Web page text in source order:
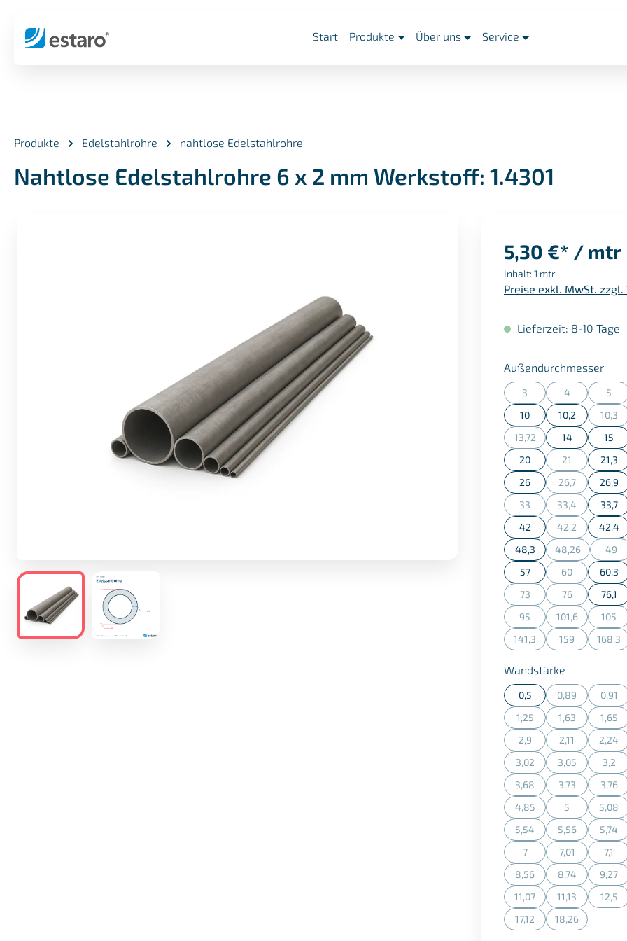
Start
Produkte Über uns Service
Produkte Edelstahlrohre nahtlose Edelstahlrohre
Nahtlose Edelstahlrohre 6 x 2 mm Werkstoff: 1.4301
5,30 €* / mtr
Inhalt: 1 mtr
Preise exkl. MwSt.
Lieferzeit: 8-10 Tage
Außendurchmesser
3
(Diese Option ist zurzeit
4
(Diese Option
5
10 10,2 10,3
13,72
(Diese Option ist zurzeit
14 15
20 21
(Diese Option
21,3
26 26,7
(Diese Option
26,9
33
(Diese Option ist zurzeit
33,4
(Diese Option
33,7
42
42,2
(Diese Option
42,4
48,3 48,26
(Diese Option
49
57 60
(Diese Option
60,3
73
(Diese Option ist zurzeit
76
(Diese Option
76,1
95
(Diese Option ist zurzeit
101,6
(Diese Option
105
141,3
(Diese Option ist zurzeit
159
(Diese Option
168,3
Wandstärke
0,5 0,89
(Diese Option
0,91
1,25
(Diese Option ist zurzeit
1,63
(Diese Option
1,65
2,9
(Diese Option ist zurzeit
2,11
(Diese Option
2,24
3,02
(Diese Option ist zurzeit
3,05
(Diese Option
3,2
3,68
(Diese Option ist zurzeit
3,73
(Diese Option
3,76
4,85
(Diese Option ist zurzeit
5
(Diese Option
5,08
5,54
(Diese Option ist zurzeit
5,56
(Diese Option
5,74
7
(Diese Option ist zurzeit
7,01
(Diese Option
7,1
8,56
(Diese Option ist zurzeit
8,74
(Diese Option
9,27
11,07
(Diese Option ist zurzeit
11,13
(Diese Option
12,5
17,12
(Diese Option ist zurzeit
18,26
(Diese Option